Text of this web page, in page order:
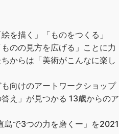
を描く」「ものをつくる」
のの見方を広げる」ことに力
からは「美術がこんなに楽し
向けのアートワークショップ
え」が見つかる 13歳からのア
島で3つの力を磨くー」を2021